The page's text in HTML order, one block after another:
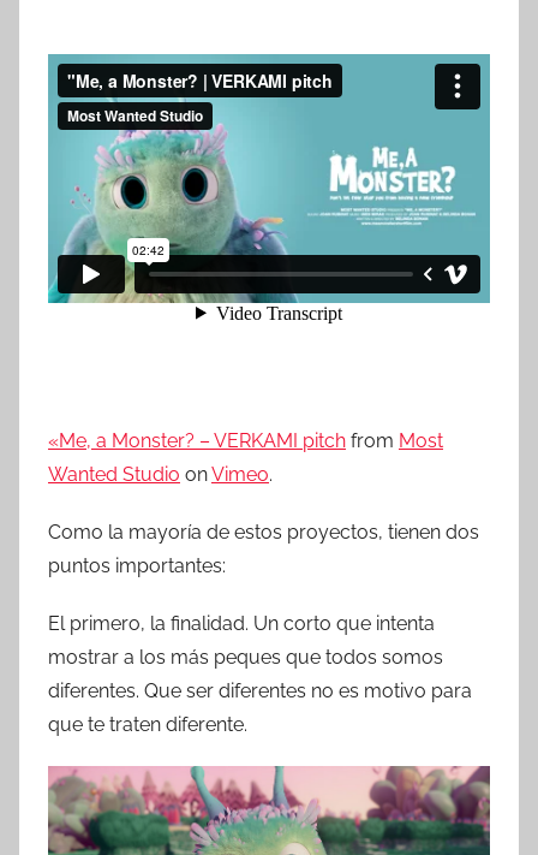
«Me, a Monster? – VERKAMI pitch from Most
Wanted Studio onVimeo.
Como la mayoría de estos proyectos, tienen dos
puntos importantes:
El primero, la finalidad. Un corto que intenta
mostrar a los más peques que todos somos
diferentes. Que ser diferentes no es motivo para
que te traten diferente.